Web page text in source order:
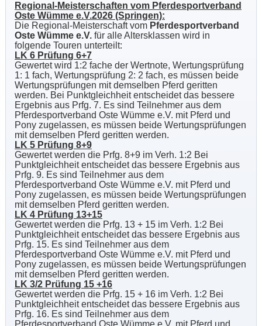
Regional-Meisterschaften vom Pferdesportverband
Oste Wümme e.V.2026 (Springen):
Die Regional-Meisterschaft vom Pferdesportverband
Oste Wümme e.V. für alle Altersklassen wird in
folgende Touren unterteilt:
LK 6 Prüfung 6+7
Gewertet wird 1:2 fache der Wertnote, Wertungsprüfung
1: 1 fach, Wertungsprüfung 2: 2 fach, es müssen beide
Wertungsprüfungen mit demselben Pferd geritten
werden. Bei Punktgleichheit entscheidet das bessere
Ergebnis aus Prfg. 7. Es sind Teilnehmer aus dem
Pferdesportverband Oste Wümme e.V. mit Pferd und
Pony zugelassen, es müssen beide Wertungsprüfungen
mit demselben Pferd geritten werden.
LK 5 Prüfung 8+9
Gewertet werden die Prfg. 8+9 im Verh. 1:2 Bei
Punktgleichheit entscheidet das bessere Ergebnis aus
Prfg. 9. Es sind Teilnehmer aus dem
Pferdesportverband Oste Wümme e.V. mit Pferd und
Pony zugelassen, es müssen beide Wertungsprüfungen
mit demselben Pferd geritten werden.
LK 4 Prüfung 13+15
Gewertet werden die Prfg. 13 + 15 im Verh. 1:2 Bei
Punktgleichheit entscheidet das bessere Ergebnis aus
Prfg. 15. Es sind Teilnehmer aus dem
Pferdesportverband Oste Wümme e.V. mit Pferd und
Pony zugelassen, es müssen beide Wertungsprüfungen
mit demselben Pferd geritten werden.
LK 3/2 Prüfung 15 +16
Gewertet werden die Prfg. 15 + 16 im Verh. 1:2 Bei
Punktgleichheit entscheidet das bessere Ergebnis aus
Prfg. 16. Es sind Teilnehmer aus dem
Pferdesportverband Oste Wümme e.V. mit Pferd und